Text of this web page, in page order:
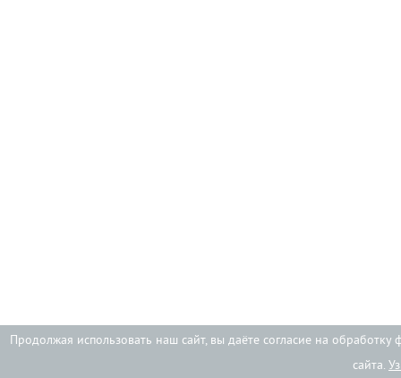
Продолжая использовать наш сайт, вы даёте согласие на
сайта.